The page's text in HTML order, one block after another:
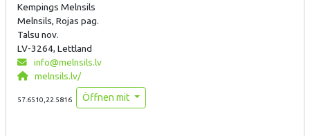
Kempings Melnsils
Melnsils, Rojas pag.
Talsu nov.
LV-3264, Lettland
info@melnsils.lv
melnsils.lv/
57.6510,22.5816 Öffnen mit